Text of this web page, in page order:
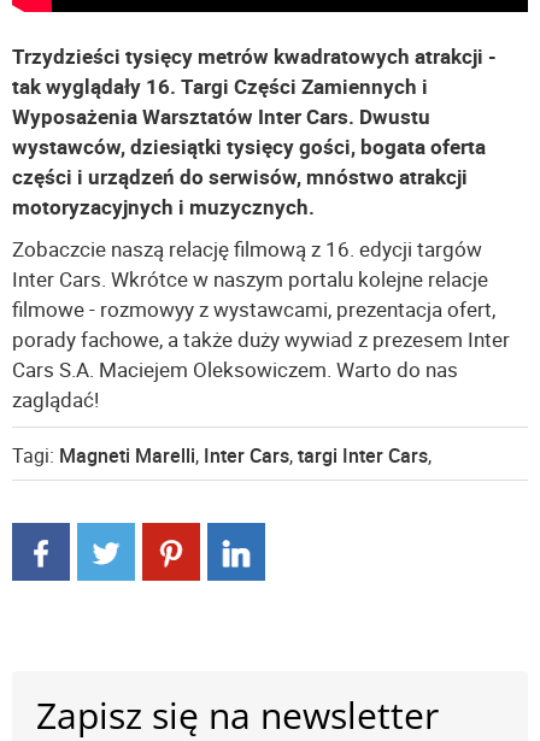
Trzydzieści tysięcy metrów kwadratowych atrakcji -
tak wyglądały 16. Targi Części Zamiennych i
Wyposażenia Warsztatów Inter Cars. Dwustu
wystawców, dziesiątki tysięcy gości, bogata oferta
części i urządzeń do serwisów, mnóstwo atrakcji
motoryzacyjnych i muzycznych.
Zobaczcie naszą relację filmową z 16. edycji targów
Inter Cars. Wkrótce w naszym portalu kolejne relacje
filmowe - rozmowyy z wystawcami, prezentacja ofert,
porady fachowe, a także duży wywiad z prezesem Inter
Cars S.A. Maciejem Oleksowiczem. Warto do nas
zaglądać!
Tagi: Magneti Marelli, Inter Cars,targi Inter Cars,
Zapisz się na newsletter